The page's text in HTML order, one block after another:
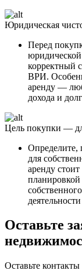
Юридическая
Перед
корректный
ВРИ.
аренду —
дохода и
Цель покупки —
Определите,
для
аренду
Оставьте
Оставьте